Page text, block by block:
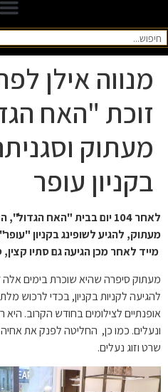
אילן
"האח
וסגניתה
עופר
לאחר 104 יום בבית "האח הגדול",
להגיע לשופינג בקניון "עופר",
לאחר מכן הגיעה גם סתיו קצין,
סיפרה שהיא שוכרת בימים אלה דירה
לקניות בקניון, בכדי לרכוש מלתחה
לצילומים בחודש הקרוב. היא
כמו כן, החליטה לפנק את אחיה
נעלים.